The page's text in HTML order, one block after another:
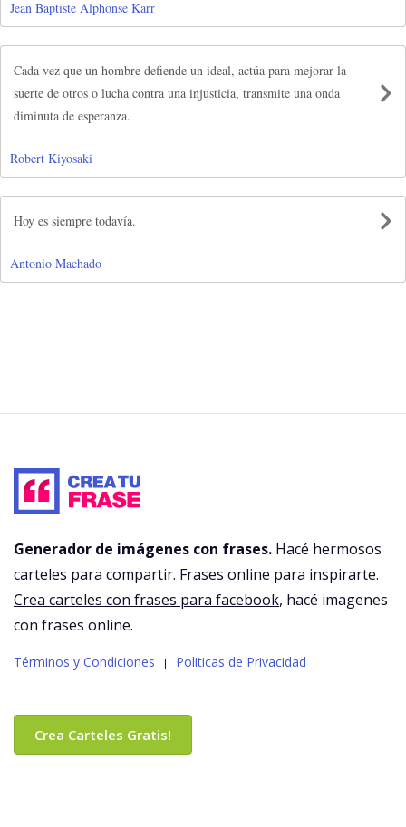
Jean Baptiste Alphonse Karr
Cada vez que un hombre defiende un ideal, actúa para mejorar la
suerte de otros o lucha contra una injusticia, transmite una onda
diminuta de esperanza.
Robert Kiyosaki
Hoy es siempre todavía.
Antonio Machado
Generador de imágenes con frases. Hacé hermosos
carteles para compartir. Frases online para inspirarte.
Crea carteles con frases para facebook, hacé imagenes
con frases online.
Términos y Condiciones | Politicas de Privacidad
Crea Carteles Gratis!